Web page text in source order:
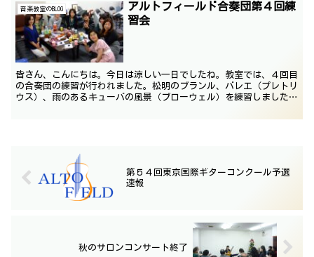
音楽教室のBLOG
アルトフィールド合奏団第４回練
習会
皆さん、こんにちは。今日は涼しい一日でしたね。教室では、４回目
の合奏団の練習が行われました。松明のブランル、バレエ（プレトリ
ウス）、雨のあるキューバの風景（ブローウェル）を練習しました。
第５４回東京国際ギターコンクール予選
速報
秋のサロンコンサート終了